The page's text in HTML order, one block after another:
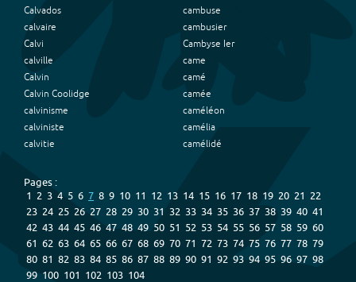
Calvados
calvaire
Calvi
calville
Calvin
Calvin Coolidge
calvinisme
calviniste
calvitie
cambuse
cambusier
Cambyse Ier
came
camé
camée
caméléon
camélia
camélidé
Pages :
1 2 3 4 5 6 7 8 9 10 11 12 13 14 15 16 17 18 19 20 21 22
23 24 25 26 27 28 29 30 31 32 33 34 35 36 37 38 39 40 41
42 43 44 45 46 47 48 49 50 51 52 53 54 55 56 57 58 59 60
61 62 63 64 65 66 67 68 69 70 71 72 73 74 75 76 77 78 79
80 81 82 83 84 85 86 87 88 89 90 91 92 93 94 95 96 97 98
99 100 101 102 103 104